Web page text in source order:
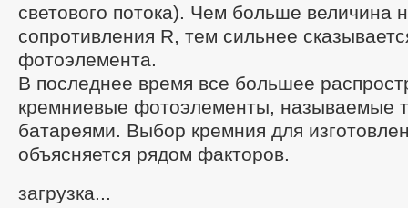
светового потока). Чем больше величина
сопротивления R, тем сильнее
фотоэлемента.
В последнее время все большее
кремниевые фотоэлементы, называемые
батареями. Выбор кремния для
объясняется рядом факторов.
загрузка...